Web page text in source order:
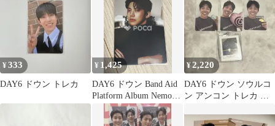
¥333
DAY6 ドウン トレカ
¥ 1,425
DAY6 ドウン Band Aid
Platform Album Nemo
BAND AID VER.
¥2,220
DAY6 ドウン ソウルコ
ン アンコン トレカ キ